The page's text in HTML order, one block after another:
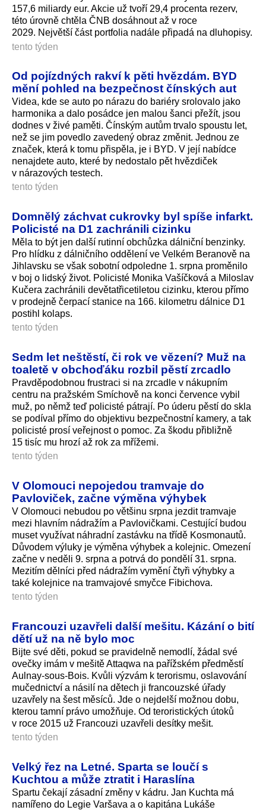
157,6 miliardy eur. Akcie už tvoří 29,4 procenta rezerv,
této úrovně chtěla ČNB dosáhnout až v roce
2029. Největší část portfolia nadále připadá na dluhopisy.
tento týden
Od pojízdných rakví k pěti hvězdám. BYD
mění pohled na bezpečnost čínských aut
Videa, kde se auto po nárazu do bariéry srolovalo jako
harmonika a dalo posádce jen malou šanci přežít, jsou
dodnes v živé paměti. Čínským autům trvalo spoustu let,
než se jim povedlo zavedený obraz změnit. Jednou ze
značek, která k tomu přispěla, je i BYD. V její nabídce
nenajdete auto, které by nedostalo pět hvězdiček
v nárazových testech.
tento týden
Domnělý záchvat cukrovky byl spíše infarkt.
Policisté na D1 zachránili cizinku
Měla to být jen další rutinní obchůzka dálniční benzinky.
Pro hlídku z dálničního oddělení ve Velkém Beranově na
Jihlavsku se však sobotní odpoledne 1. srpna proměnilo
v boj o lidský život. Policisté Monika Vašíčková a Miloslav
Kučera zachránili devětatřicetiletou cizinku, kterou přímo
v prodejně čerpací stanice na 166. kilometru dálnice D1
postihl kolaps.
tento týden
Sedm let neštěstí, či rok ve vězení? Muž na
toaletě v obchoďáku rozbil pěstí zrcadlo
Pravděpodobnou frustraci si na zrcadle v nákupním
centru na pražském Smíchově na konci července vybil
muž, po němž teď policisté pátrají. Po úderu pěstí do skla
se podíval přímo do objektivu bezpečnostní kamery, a tak
policisté prosí veřejnost o pomoc. Za škodu přibližně
15 tisíc mu hrozí až rok za mřížemi.
tento týden
V Olomouci nepojedou tramvaje do
Pavloviček, začne výměna výhybek
V Olomouci nebudou po většinu srpna jezdit tramvaje
mezi hlavním nádražím a Pavlovičkami. Cestující budou
muset využívat náhradní zastávku na třídě Kosmonautů.
Důvodem výluky je výměna výhybek a kolejnic. Omezení
začne v neděli 9. srpna a potrvá do pondělí 31. srpna.
Mezitím dělníci před nádražím vymění čtyři výhybky a
také kolejnice na tramvajové smyčce Fibichova.
tento týden
Francouzi uzavřeli další mešitu. Kázání o bití
dětí už na ně bylo moc
Bijte své děti, pokud se pravidelně nemodlí, žádal své
ovečky imám v mešitě Attaqwa na pařížském předměstí
Aulnay-sous-Bois. Kvůli výzvám k terorismu, oslavování
mučednictví a násilí na dětech ji francouzské úřady
uzavřely na šest měsíců. Jde o nejdelší možnou dobu,
kterou tamní právo umožňuje. Od teroristických útoků
v roce 2015 už Francouzi uzavřeli desítky mešit.
tento týden
Velký řez na Letné. Sparta se loučí s
Kuchtou a může ztratit i Haraslína
Spartu čekají zásadní změny v kádru. Jan Kuchta má
namířeno do Legie Varšava a o kapitána Lukáše